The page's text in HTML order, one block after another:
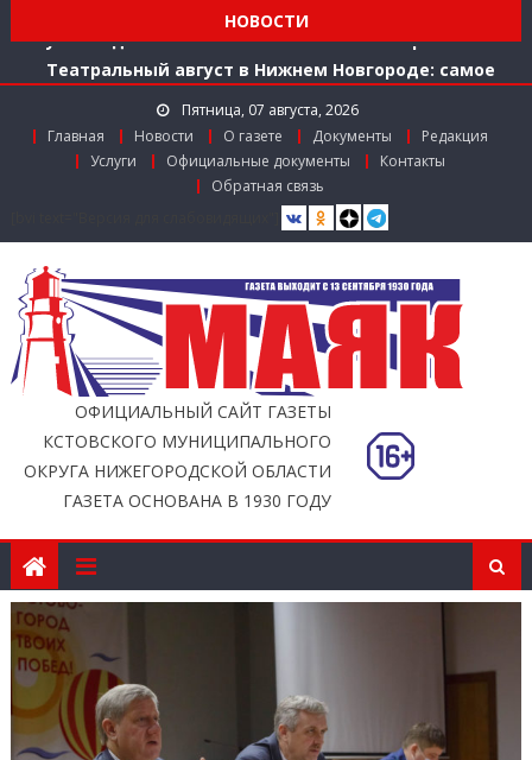
НОВОСТИ
ул. Рождественской: итоги совместной работы
Театральный август в Нижнем Новгороде: самое
время зарядиться искусством!
Доступ к лекарствам по федеральной льготе
Поддержка в региональном грантовом конкурсе
«Драйверы роста»
Заслуженный работник агропромышленного
комплекса
Мониторинг доступности городской среды на
ул. Рождественской: итоги совместной работы
Пятница, 07 августа, 2026
Главная
Новости О газете Документы
Редакция
Услуги
Официальные документы
Контакты
Обратная связь
ОФИЦИАЛЬНЫЙ САЙТ ГАЗЕТЫ
КСТОВСКОГО МУНИЦИПАЛЬНОГО
ОКРУГА НИЖЕГОРОДСКОЙ ОБЛАСТИ
ГАЗЕТА ОСНОВАНА В 1930 ГОДУ